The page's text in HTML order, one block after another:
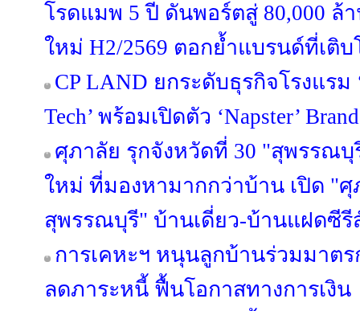
โรดแมพ 5 ปี ดันพอร์ตสู่ 80,000 ล้
ใหม่ H2/2569 ตอกย้ำแบรนด์ที่เติ
CP LAND ยกระดับธุรกิจโรงแรม
Tech’ พร้อมเปิดตัว ‘Napster’
ศุภาลัย รุกจังหวัดที่ 30 "สุพรรณบุ
ใหม่ ที่มองหามากกว่าบ้าน เปิด "
สุพรรณบุรี" บ้านเดี่ยว-บ้านแฝดซีรี
การเคหะฯ หนุนลูกบ้านร่วมมาต
ลดภาระหนี้ ฟื้นโอกาสทางการเงิน